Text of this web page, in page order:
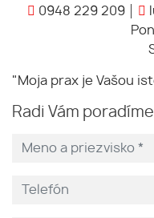
0948 229 209
"Moja prax je Vašou
Radi Vám poradíme